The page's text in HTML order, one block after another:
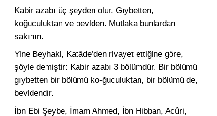
Kabir azabı üç şeyden olur. Gıybetten,
koğuculuktan ve bevl­den. Mutlaka bunlardan
sakının.
Yine Beyhaki, Katâde’den rivayet ettiğine göre,
şöyle demiştir: Kabir azabı 3 bölümdür. Bir bölümü
gıybetten bir bölümü ko-ğuculuktan, bir bölümü de,
bevldendir.
İbn Ebi Şeybe, İmam Ahmed, İbn Hibban, Acûri,